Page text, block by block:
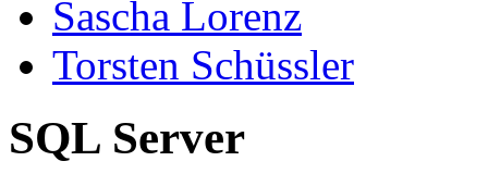
Sascha Lorenz
Torsten Schüssler
SQL Server